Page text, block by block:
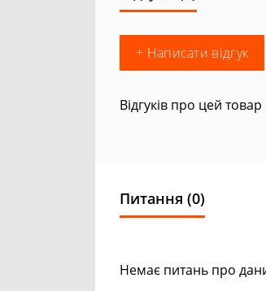
+ Написати відгук
Відгуків про цей
Питання (0)
Немає питань про